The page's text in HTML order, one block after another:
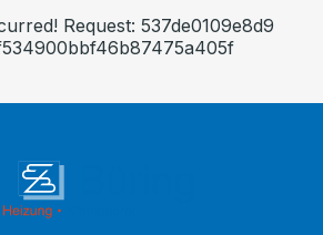
Request: 537de0109e8d9